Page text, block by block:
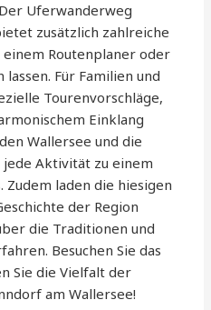
Uferwanderweg
zusätzlich zahlreiche
Routenplaner oder
Für Familien und
Tourenvorschläge,
Einklang
Wallersee und die
Aktivität zu einem
Zudem laden die hiesigen
der Region
die Traditionen und
Besuchen Sie das
Sie die Vielfalt der
am Wallersee!